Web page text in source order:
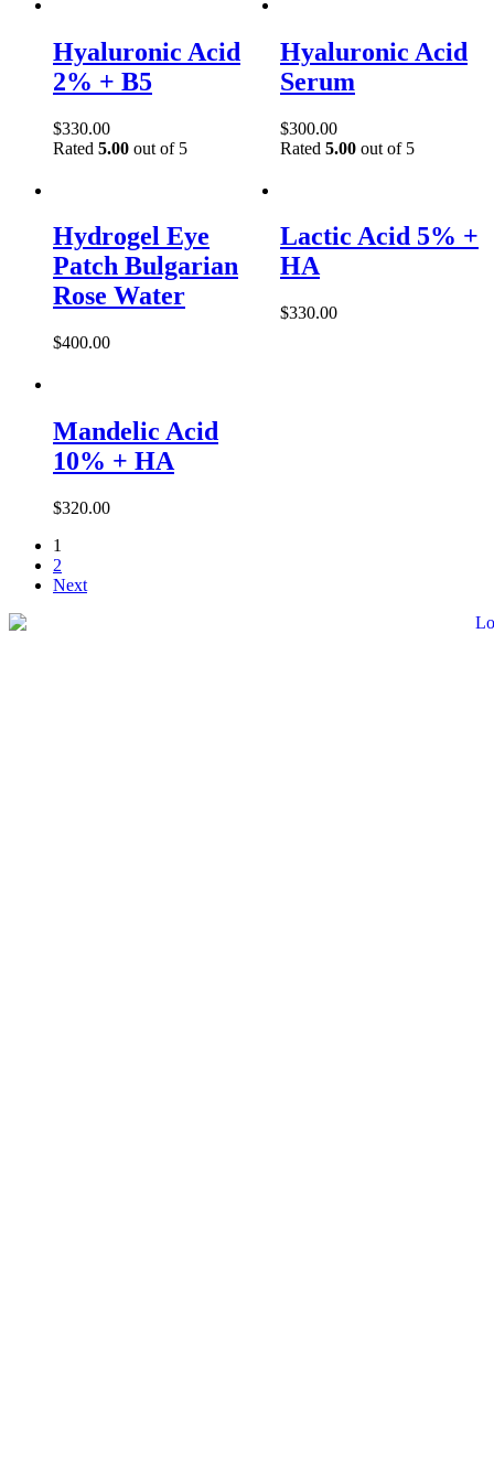
Hyaluronic Acid
2% + B5
$330.00
Rated 5.00 out of 5
Hyaluronic Acid
Serum
$300.00
Rated 5.00 out of 5
Hydrogel Eye
Patch Bulgarian
Rose Water
$400.00
Lactic Acid 5% +
HA
$330.00
Mandelic Acid
10% + HA
$320.00
1
2
Next